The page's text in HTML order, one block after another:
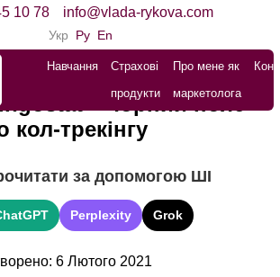
10 78 info@vlada-rykova.com
Укр Ру En
Навчання
Страхові
продукти
Про мене як
маркетолога
– чорний пояс
кол-трекінгу
за допомогою ШІ
Perplexity Grok
6 Лютого 2021